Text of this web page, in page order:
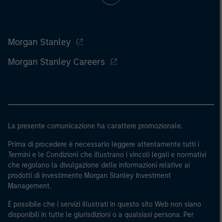
Morgan Stanley
Morgan Stanley Careers
La presente comunicazione ha carattere promozionale.
Prima di procedere è necessario leggere attentamente tutti i
Termini e le Condizioni che illustrano i vincoli legali e normativi
che regolano la divulgazione delle informazioni relative ai
prodotti di investimento Morgan Stanley Investment
Management.
È possibile che i servizi illustrati in questo sito Web non siano
disponibili in tutte le giurisdizioni o a qualsiasi persona. Per